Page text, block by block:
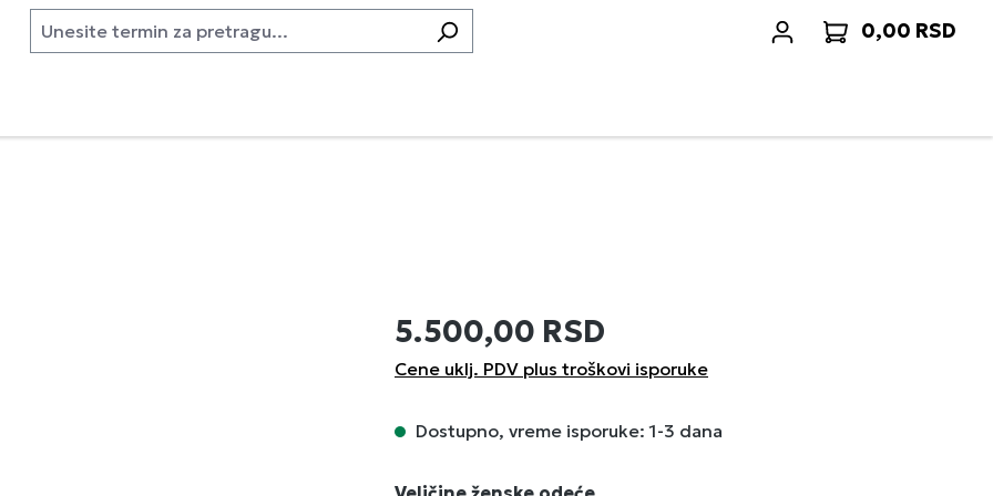
0,00 RSD
5.500,00 RSD
Cene uklj. PDV plus troškovi isporuke
Dostupno, vreme isporuke: 1-3 dana
Izaberi